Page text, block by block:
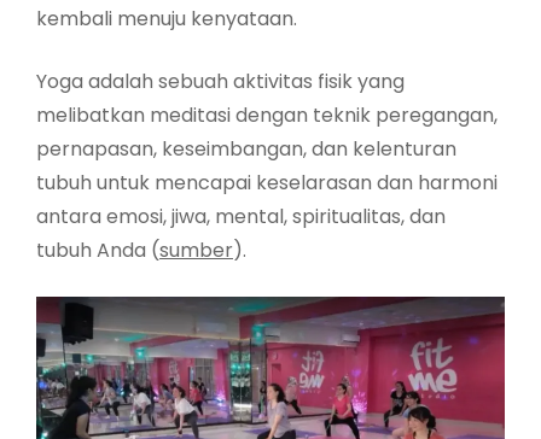
kembali menuju kenyataan.
Yoga adalah sebuah aktivitas fisik yang
melibatkan meditasi dengan teknik peregangan,
pernapasan, keseimbangan, dan kelenturan
tubuh untuk mencapai keselarasan dan harmoni
antara emosi, jiwa, mental, spiritualitas, dan
tubuh Anda (sumber).